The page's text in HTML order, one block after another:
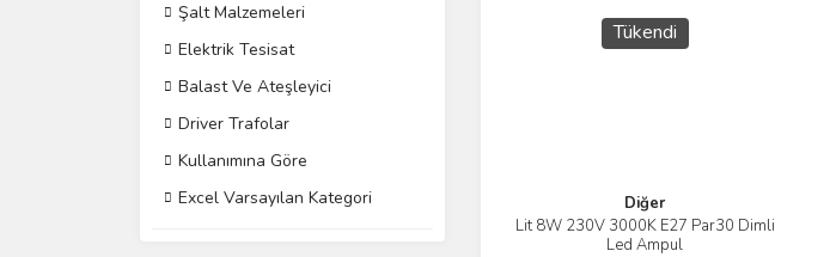
Şalt Malzemeleri
Elektrik Tesisat
Balast Ve Ateşleyici
Driver Trafolar
Kullanımına Göre
Excel Varsayılan Kategori
Tükendi
Diğer
Lit 8W 230V 3000K E27 Par30 Dimli
Led Ampul
İncele